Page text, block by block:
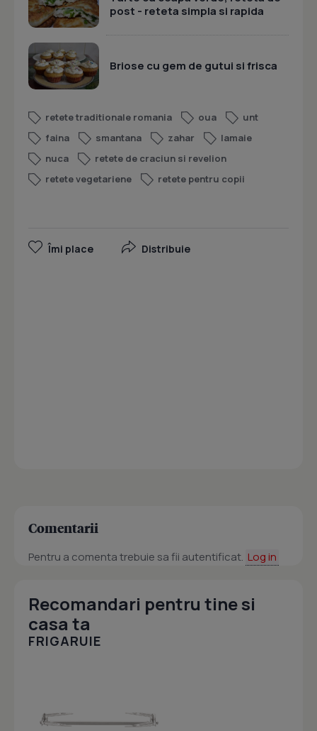
post - reteta simpla si rapida
Briose cu gem de gutui si frisca
retete traditionale romania oua
unt
faina
smantana zahar
lamaie
nuca
retete de craciun si revelion
retete vegetariene
retete pentru copii
Îmi place Distribuie
Comentarii
Pentru a comenta trebuie sa fii autentificat. Log in
Recomandari pentru tine si
casa ta
FRIGARUIE